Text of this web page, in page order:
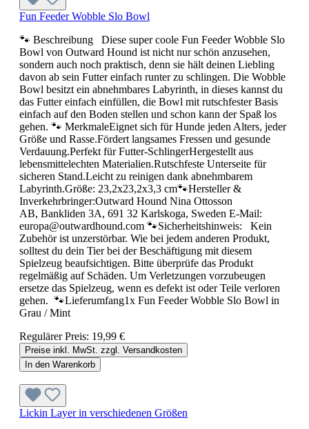
Fun Feeder Wobble Slo Bowl
🐾 Beschreibung Diese super coole Fun Feeder Wobble Slo
Bowl von Outward Hound ist nicht nur schön anzusehen,
sondern auch noch praktisch, denn sie hält deinen Liebling
davon ab sein Futter einfach runter zu schlingen. Die Wobble
Bowl besitzt ein abnehmbares Labyrinth, in dieses kannst du
das Futter einfach einfüllen, die Bowl mit rutschfester Basis
einfach auf den Boden stellen und schon kann der Spaß los
gehen. 🐾 MerkmaleEignet sich für Hunde jeden Alters, jeder
Größe und Rasse.Fördert langsames Fressen und gesunde
Verdauung.Perfekt für Futter-SchlingerHergestellt aus
lebensmittelechten Materialien.Rutschfeste Unterseite für
sicheren Stand.Leicht zu reinigen dank abnehmbarem
Labyrinth.Größe: 23,2x23,2x3,3 cm🐾Hersteller &
Inverkehrbringer:Outward Hound Nina Ottosson
AB, Bankliden 3A, 691 32 Karlskoga, Sweden E-Mail:
europa@outwardhound.com 🐾Sicherheitshinweis: Kein
Zubehör ist unzerstörbar. Wie bei jedem anderen Produkt,
solltest du dein Tier bei der Beschäftigung mit diesem
Spielzeug beaufsichtigen. Bitte überprüfe das Produkt
regelmäßig auf Schäden. Um Verletzungen vorzubeugen
ersetze das Spielzeug, wenn es defekt ist oder Teile verloren
gehen. 🐾Lieferumfang1x Fun Feeder Wobble Slo Bowl in
Grau / Mint
Regulärer Preis: 19,99 €
Preise inkl. MwSt. zzgl. Versandkosten
In den Warenkorb
Lickin Layer in verschiedenen Größen